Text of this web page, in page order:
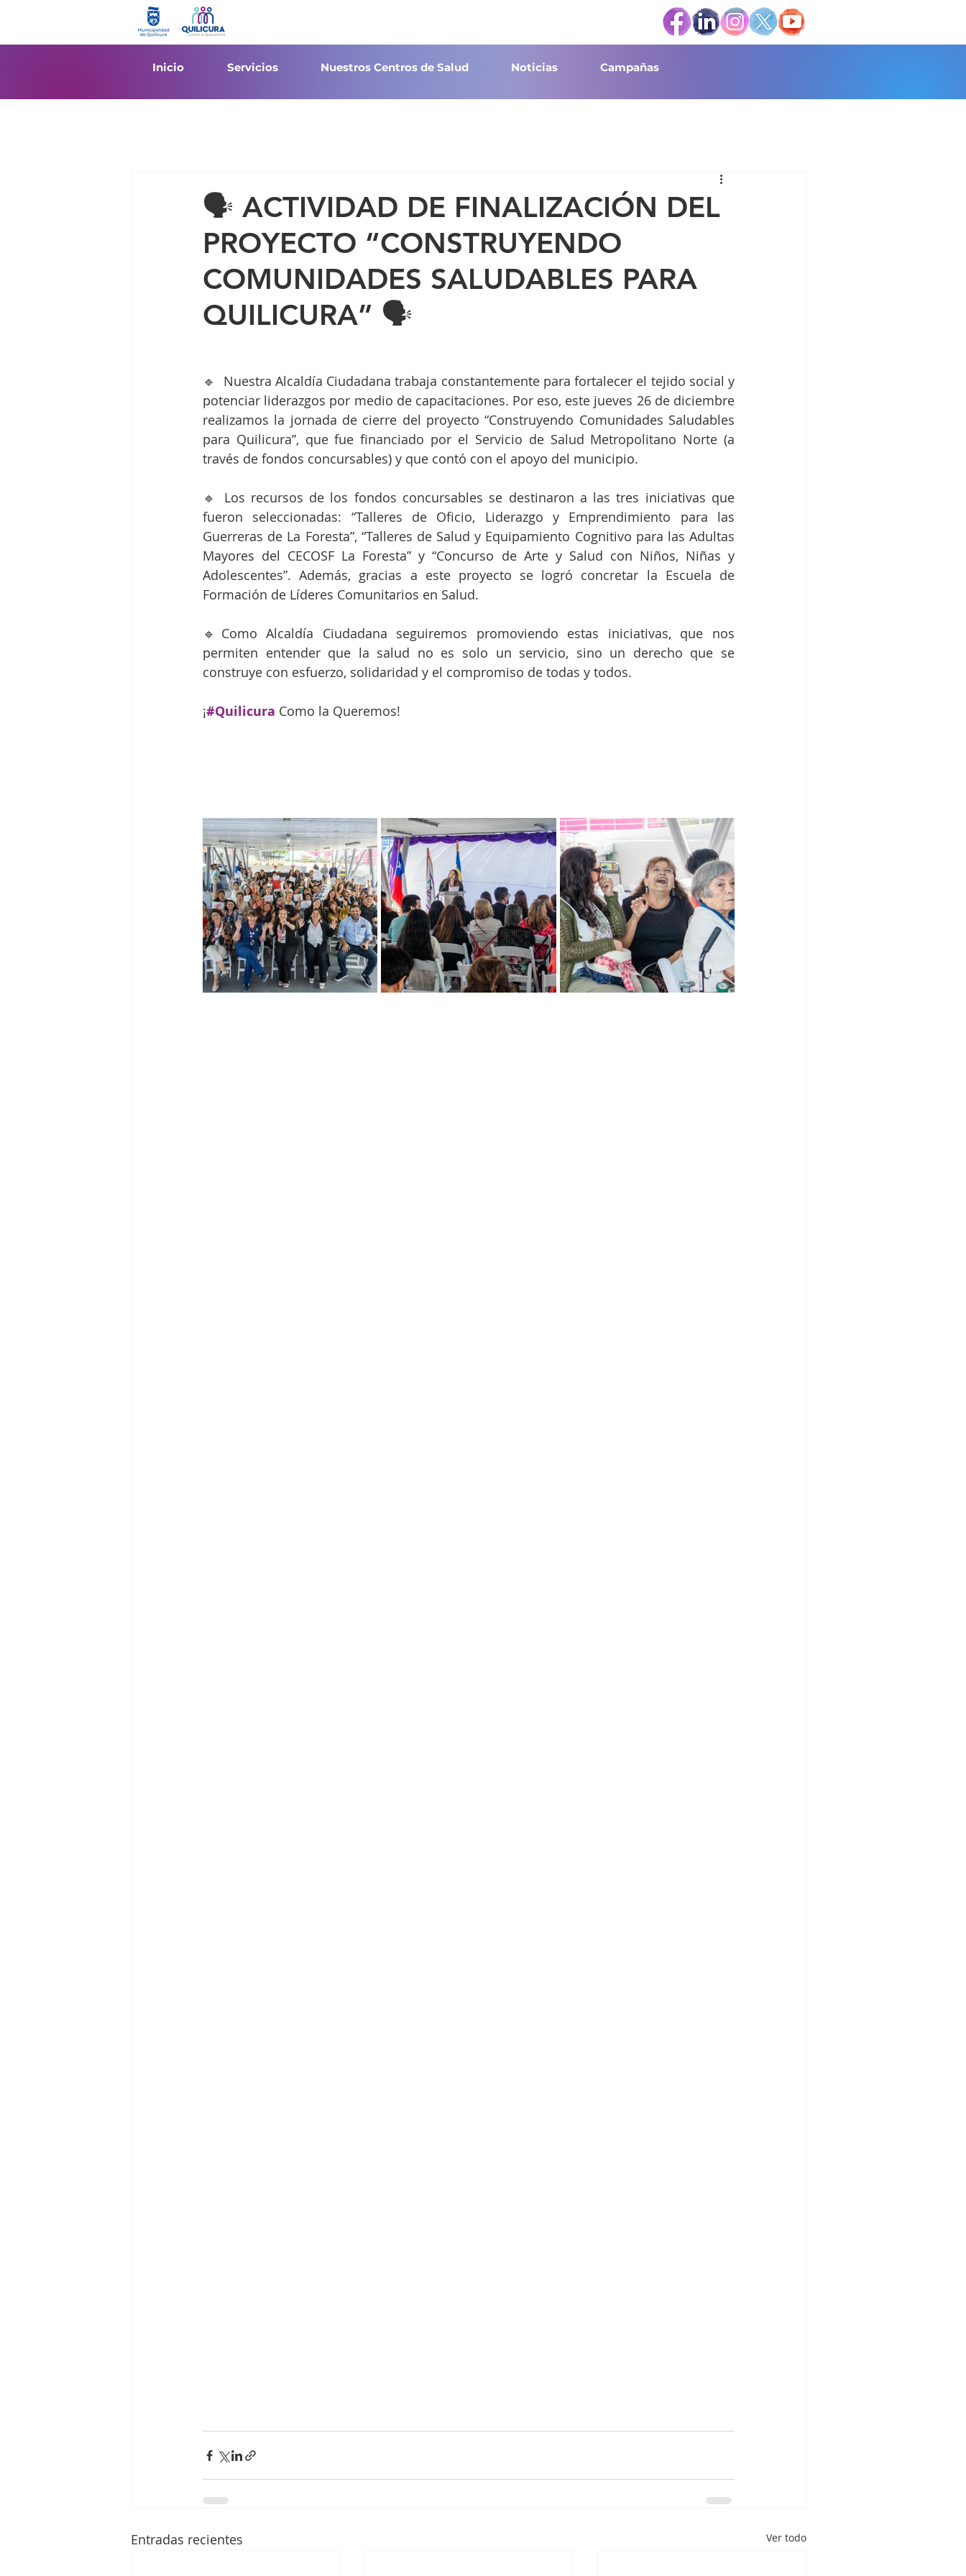
Inicio Servicios Nuestros Centros de Salud Noticias Campañas
🗣️ ACTIVIDAD DE FINALIZACIÓN DEL
PROYECTO “CONSTRUYENDO
COMUNIDADES SALUDABLES PARA
QUILICURA” 🗣️
🔹  Nuestra Alcaldía Ciudadana trabaja constantemente para fortalecer el tejido social y
potenciar liderazgos por medio de capacitaciones. Por eso, este jueves 26 de diciembre
realizamos la jornada de cierre del proyecto “Construyendo Comunidades Saludables
para Quilicura”, que fue financiado por el Servicio de Salud Metropolitano Norte (a
través de fondos concursables) y que contó con el apoyo del municipio.
🔹 Los recursos de los fondos concursables se destinaron a las tres iniciativas que
fueron seleccionadas: “Talleres de Oficio, Liderazgo y Emprendimiento para las
Guerreras de La Foresta”, “Talleres de Salud y Equipamiento Cognitivo para las Adultas
Mayores del CECOSF La Foresta” y “Concurso de Arte y Salud con Niños, Niñas y
Adolescentes”. Además, gracias a este proyecto se logró concretar la Escuela de
Formación de Líderes Comunitarios en Salud.
🔹Como Alcaldía Ciudadana seguiremos promoviendo estas iniciativas, que nos
permiten entender que la salud no es solo un servicio, sino un derecho que se
construye con esfuerzo, solidaridad y el compromiso de todas y todos.
¡#Quilicura Como la Queremos!
Entradas recientes Ver todo